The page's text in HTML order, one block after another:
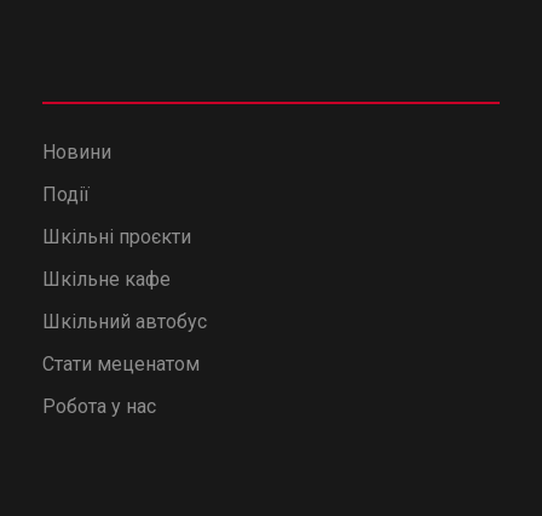
Новини
Події
Шкільні проєкти
Шкільне кафе
Шкільний автобус
Стати меценатом
Робота у нас